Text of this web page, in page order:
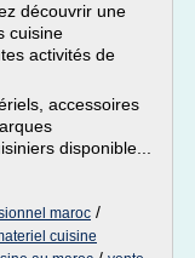
découvrir une
cuisine
activités de
accessoires
disponible...
maroc /
cuisine